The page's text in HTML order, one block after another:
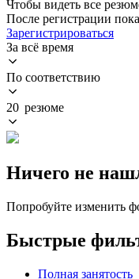
Чтобы видеть все
После регистрации
Зарегистрироваться
За всё время
По соответствию
20 резюме
Ничего не
Попробуйте изменить
Быстрые
Полная занятость